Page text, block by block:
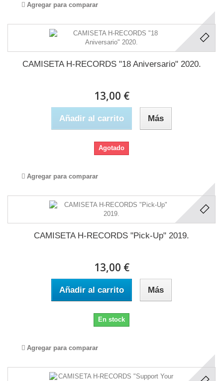
Agregar para comparar
CAMISETA H-RECORDS "18 Aniversario" 2020.
13,00 €
Añadir al carrito Más
Agotado
Agregar para comparar
CAMISETA H-RECORDS "Pick-Up" 2019.
13,00 €
Añadir al carrito Más
En stock
Agregar para comparar